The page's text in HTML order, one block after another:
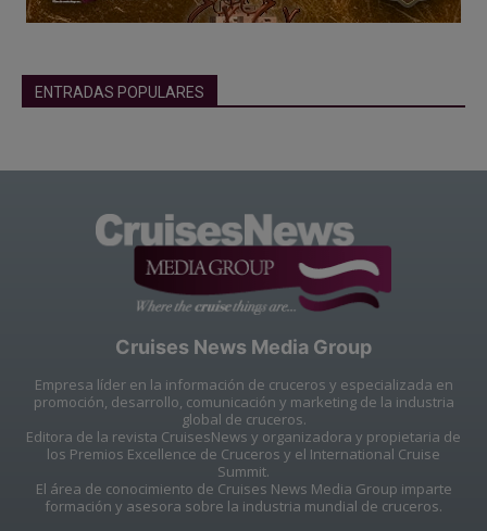
ENTRADAS POPULARES
Cruises News Media Group
Empresa líder en la información de cruceros y especializada en
promoción, desarrollo, comunicación y marketing de la industria
global de cruceros.
Editora de la revista CruisesNews y organizadora y propietaria de
los Premios Excellence de Cruceros y el International Cruise
Summit.
El área de conocimiento de Cruises News Media Group imparte
formación y asesora sobre la industria mundial de cruceros.